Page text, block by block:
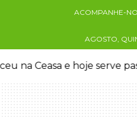
ACOMPANHE-
AGOSTO,
na Ceasa e hoje serve